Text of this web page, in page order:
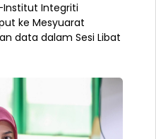
-Institut Integriti
ke Mesyuarat
data dalam Sesi Libat